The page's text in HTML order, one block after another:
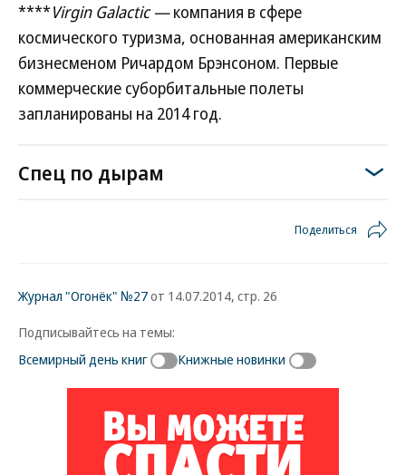
****Virgin Galactic —компания в сфере
космического туризма, основанная американским
бизнесменом Ричардом Брэнсоном. Первые
коммерческие суборбитальные полеты
запланированы на 2014 год.
Спец по дырам
Поделиться
Журнал "Огонёк" №27от 14.07.2014, стр. 26
Подписывайтесь на темы:
Всемирный день книг
Книжные новинки